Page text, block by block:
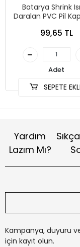
Batarya Shrink
Daralan PVC Pil
Metre Şeffaf
99,65 TL
Adet
SEPETE
Yardım
Lazım Mı?
Kampanya, duyuru
için kayıt olun.